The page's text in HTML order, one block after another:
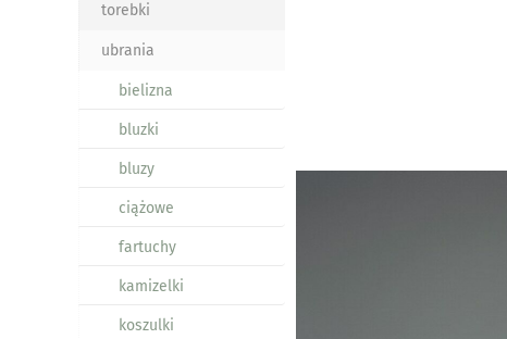
torebki
ubrania
bielizna
bluzki
bluzy
ciążowe
fartuchy
kamizelki
koszulki